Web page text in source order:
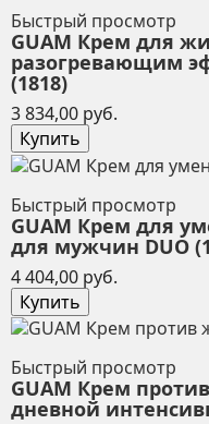
Быстрый просмотр
GUAM Крем для
разогревающим
(1818)
3 834,00 руб.
Купить
Быстрый просмотр
GUAM Крем для
для мужчин DUO
4 404,00 руб.
Купить
Быстрый просмотр
GUAM Крем
дневной